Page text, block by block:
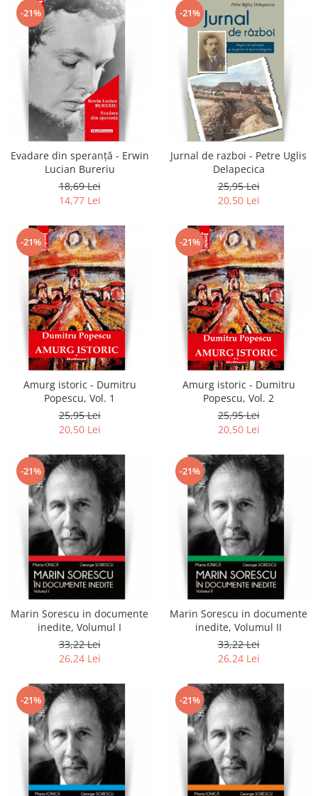
-21%
Evadare din speranță - Erwin
Lucian Bureriu
18,69 Lei
14,77 Lei
-21%
Jurnal de razboi - Petre Uglis
Delapecica
25,95 Lei
20,50 Lei
-21%
Amurg istoric - Dumitru
Popescu, Vol. 1
25,95 Lei
20,50 Lei
-21%
Amurg istoric - Dumitru
Popescu, Vol. 2
25,95 Lei
20,50 Lei
-21%
Marin Sorescu in documente
inedite, Volumul I
33,22 Lei
26,24 Lei
-21%
Marin Sorescu in documente
inedite, Volumul II
33,22 Lei
26,24 Lei
-21% -21%